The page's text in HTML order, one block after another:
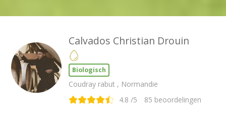
Calvados Christian Drouin
Biologisch
Coudray rabut , Normandie
4.8 /5 85 beoordelingen